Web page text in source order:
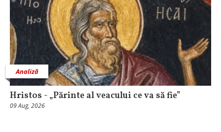
Analiză
Hristos - „Părinte al veacului ce va să fie”
09 Aug, 2026